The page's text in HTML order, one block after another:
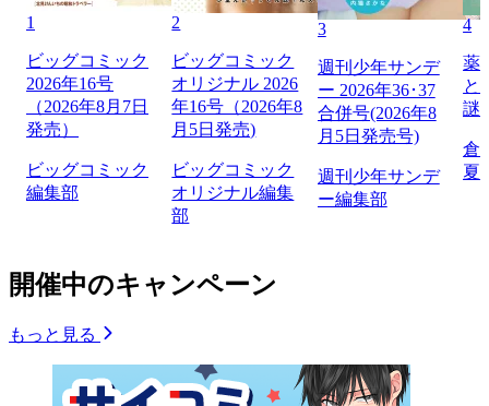
1
ビッグコミック
2026年16号
（2026年8月7日
発売）
ビッグコミック
編集部
2
ビッグコミック
オリジナル 2026
年16号（2026年8
月5日発売)
ビッグコミック
オリジナル編集
部
3
週刊少年サンデ
ー 2026年36･37
合併号(2026年8
月5日発売号)
週刊少年サンデ
ー編集部
4
薬
と
謎
倉
夏
開催中のキャンペーン
もっと見る